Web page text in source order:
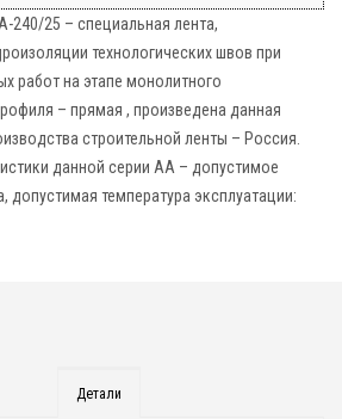
240/25 – специальная лента,
технологических швов при
работ на этапе монолитного
– прямая , произведена данная
строительной ленты – Россия.
данной серии АА – допустимое
температура эксплуатации:
Детали